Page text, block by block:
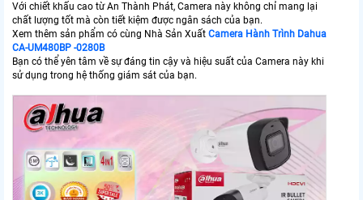
Với chiết khấu cao từ An Thành Phát, Camera này không chỉ mang lại
chất lượng tốt mà còn tiết kiệm được ngân sách của bạn.
Xem thêm sản phẩm có cùng Nhà Sản Xuất Camera Hành Trình Dahua
CA-UM480BP -0280B
Bạn có thể yên tâm về sự đáng tin cậy và hiệu suất của Camera này khi
sử dụng trong hệ thống giám sát của bạn.